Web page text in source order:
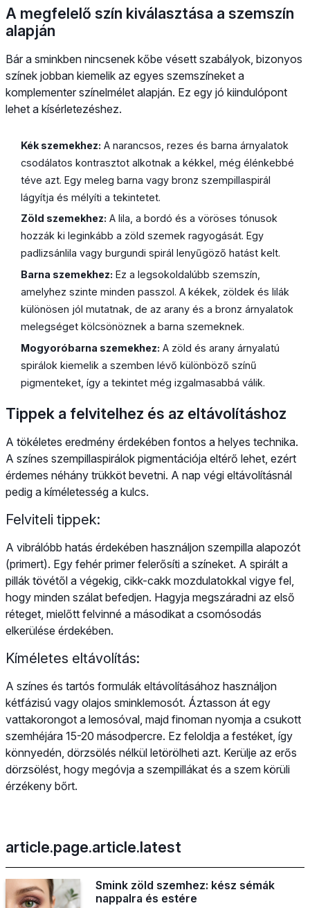
A megfelelő szín kiválasztása a szemszín
alapján
Bár a sminkben nincsenek kőbe vésett szabályok, bizonyos
színek jobban kiemelik az egyes szemszíneket a
komplementer színelmélet alapján. Ez egy jó kiindulópont
lehet a kísérletezéshez.
Kék szemekhez: A narancsos, rezes és barna árnyalatok
csodálatos kontrasztot alkotnak a kékkel, még élénkebbé
téve azt. Egy meleg barna vagy bronz szempillaspirál
lágyítja és mélyíti a tekintetet.
Zöld szemekhez: A lila, a bordó és a vöröses tónusok
hozzák ki leginkább a zöld szemek ragyogását. Egy
padlizsánlila vagy burgundi spirál lenyűgöző hatást kelt.
Barna szemekhez: Ez a legsokoldalúbb szemszín,
amelyhez szinte minden passzol. A kékek, zöldek és lilák
különösen jól mutatnak, de az arany és a bronz árnyalatok
melegséget kölcsönöznek a barna szemeknek.
Mogyoróbarna szemekhez: A zöld és arany árnyalatú
spirálok kiemelik a szemben lévő különböző színű
pigmenteket, így a tekintet még izgalmasabbá válik.
Tippek a felvitelhez és az eltávolításhoz
A tökéletes eredmény érdekében fontos a helyes technika.
A színes szempillaspirálok pigmentációja eltérő lehet, ezért
érdemes néhány trükköt bevetni. A nap végi eltávolításnál
pedig a kíméletesség a kulcs.
Felviteli tippek:
A vibrálóbb hatás érdekében használjon szempilla alapozót
(primert). Egy fehér primer felerősíti a színeket. A spirált a
pillák tövétől a végekig, cikk-cakk mozdulatokkal vigye fel,
hogy minden szálat befedjen. Hagyja megszáradni az első
réteget, mielőtt felvinné a másodikat a csomósodás
elkerülése érdekében.
Kíméletes eltávolítás:
A színes és tartós formulák eltávolításához használjon
kétfázisú vagy olajos sminklemosót. Áztasson át egy
vattakorongot a lemosóval, majd finoman nyomja a csukott
szemhéjára 15-20 másodpercre. Ez feloldja a festéket, így
könnyedén, dörzsölés nélkül letörölheti azt. Kerülje az erős
dörzsölést, hogy megóvja a szempillákat és a szem körüli
érzékeny bőrt.
article.page.article.latest
Smink zöld szemhez: kész sémák
nappalra és estére